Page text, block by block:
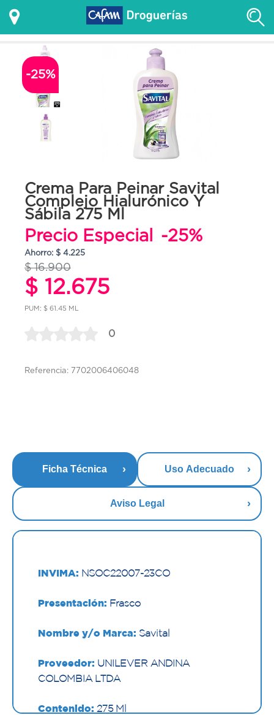
-25%
Crema Para Peinar Savital
Complejo Hialurónico Y
Sábila 275 Ml
Precio Especial -25%
Ahorro: $ 4.225
$ 16.900
$ 12.675
PUM: $ 61.45 ML
0
Referencia: 7702006406048
Ficha Técnica Uso Adecuado
Aviso Legal
INVIMA: NSOC22007-23CO
Presentación: Frasco
Nombre y/o Marca: Savital
Proveedor: UNILEVER ANDINA
COLOMBIA LTDA
Contenido: 275 Ml